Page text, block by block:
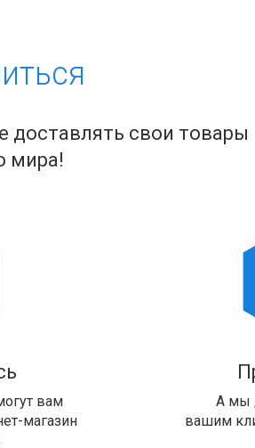
доставлять свои товары
мира!
вам
магазин
А мы
вашим